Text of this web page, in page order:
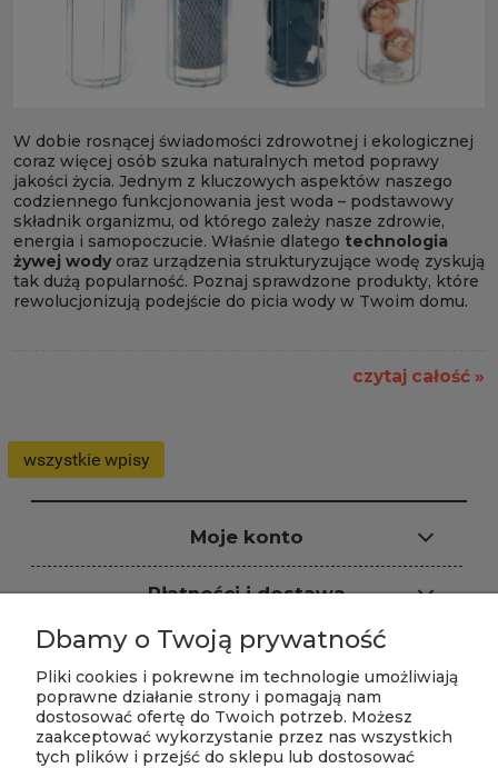
W dobie rosnącej świadomości zdrowotnej i ekologicznej
coraz więcej osób szuka naturalnych metod poprawy
jakości życia. Jednym z kluczowych aspektów naszego
codziennego funkcjonowania jest woda – podstawowy
składnik organizmu, od którego zależy nasze zdrowie,
energia i samopoczucie. Właśnie dlatego technologia
żywej wodyoraz urządzenia strukturyzujące wodę zyskują
tak dużą popularność. Poznaj sprawdzone produkty, które
rewolucjonizują podejście do picia wody w Twoim domu.
czytaj całość »
wszystkie wpisy
Moje konto
Płatności i dostawa
Informacje
Dbamy o Twoją prywatność
Pliki cookies i pokrewne im technologie umożliwiają
poprawne działanie strony i pomagają nam
dostosować ofertę do Twoich potrzeb. Możesz
zaakceptować wykorzystanie przez nas wszystkich
tych plików i przejść do sklepu lub dostosować